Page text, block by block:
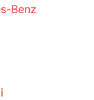
Benz